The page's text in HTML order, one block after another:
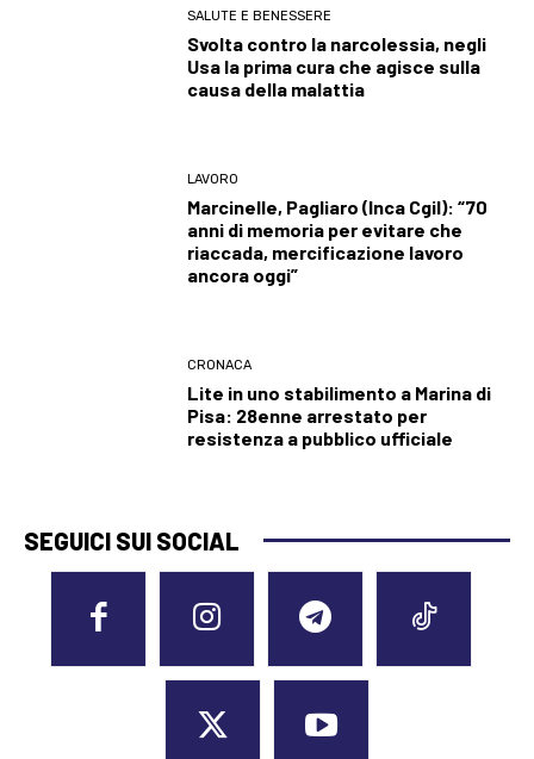
SALUTE E BENESSERE
Svolta contro la narcolessia, negli
Usa la prima cura che agisce sulla
causa della malattia
LAVORO
Marcinelle, Pagliaro (Inca Cgil): “70
anni di memoria per evitare che
riaccada, mercificazione lavoro
ancora oggi”
CRONACA
Lite in uno stabilimento a Marina di
Pisa: 28enne arrestato per
resistenza a pubblico ufficiale
SEGUICI SUI SOCIAL